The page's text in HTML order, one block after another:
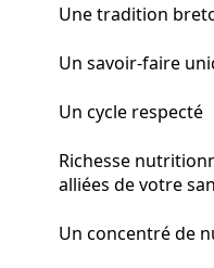
Une tradition
Un savoir-faire
Un cycle respecté
Richesse
alliées de votre
Un concentré de